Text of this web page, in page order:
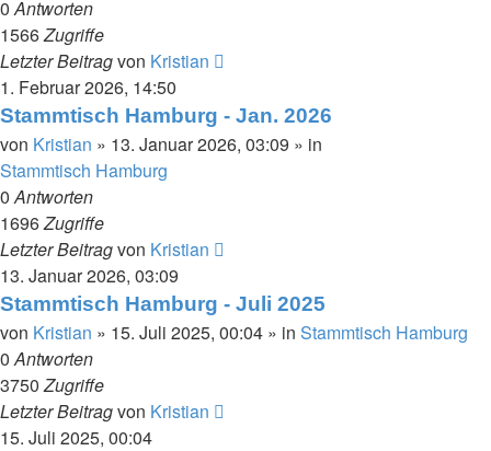
0Antworten
1566Zugriffe
Letzter Beitragvon Kristian
1. Februar 2026, 14:50
Stammtisch Hamburg - Jan. 2026
von Kristian » 13. Januar 2026, 03:09 » in
Stammtisch Hamburg
0Antworten
1696Zugriffe
Letzter Beitragvon Kristian
13. Januar 2026, 03:09
Stammtisch Hamburg - Juli 2025
von Kristian » 15. Juli 2025, 00:04 » in Stammtisch Hamburg
0Antworten
3750Zugriffe
Letzter Beitragvon Kristian
15. Juli 2025, 00:04